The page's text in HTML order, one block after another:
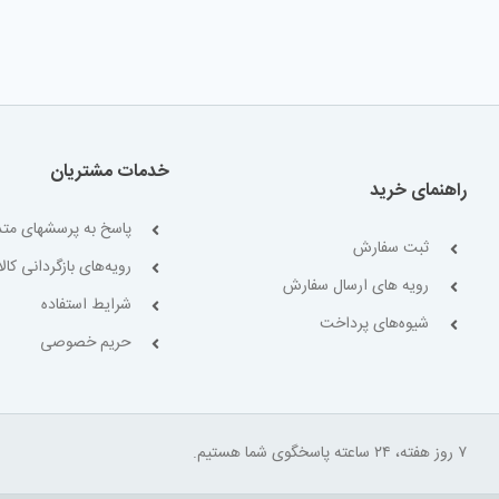
راهنمای خرید
ثبت سفارش
رویه های ارسال سفارش
شیوه‌های پرداخت
خدمات مشتریان
پاسخ به پرسشهای
رویه‌های بازگردانی
شرایط استفاده
حریم خصوصی
۷ روز هفته، ۲۴ ساعته پاسخگوی شما هستیم.